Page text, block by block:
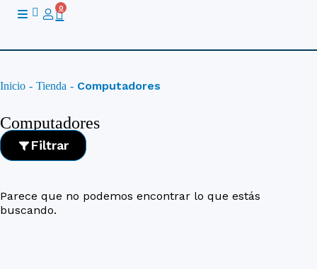
0
Cart
Inicio - Tienda - Computadores
Computadores
Filtrar
Parece que no podemos encontrar lo que estás
buscando.